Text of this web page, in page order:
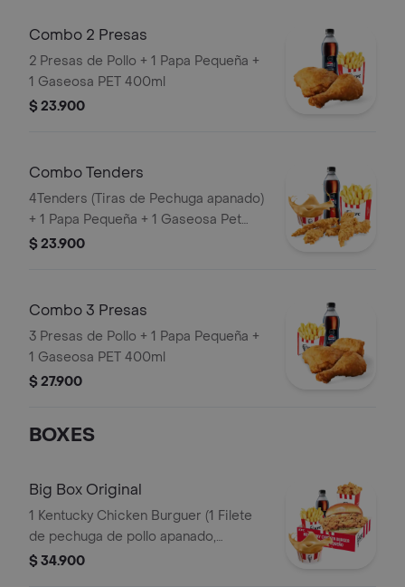
Combo 2 Presas
2 Presas de Pollo + 1 Papa Pequeña +
1 Gaseosa PET 400ml
$ 23.900
Combo Tenders
4Tenders (Tiras de Pechuga apanado)
+ 1 Papa Pequeña + 1 Gaseosa Pet
$ 23.900
Combo 3 Presas
3 Presas de Pollo + 1 Papa Pequeña +
1 Gaseosa PET 400ml
$ 27.900
BOXES
Big Box Original
1 Kentucky Chicken Burguer (1 Filete
de pechuga de pollo apanado,
pepinillos, mayonesa premium y
$ 34.900